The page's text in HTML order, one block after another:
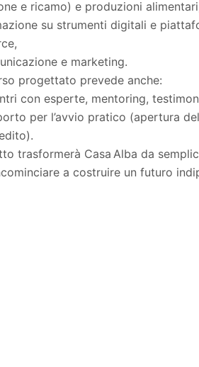
e ricamo) e produzioni
su strumenti digitali e
e marketing.
progettato prevede anche:
con esperte, mentoring,
per l’avvio pratico (apertura
trasformerà Casa Alba da
a costruire un futuro